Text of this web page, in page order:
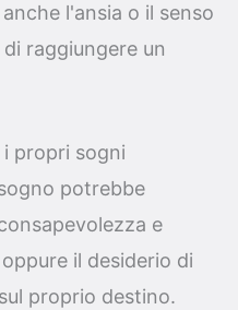
l'ansia o il senso
raggiungere un
propri sogni
potrebbe
e
il desiderio di
proprio destino.